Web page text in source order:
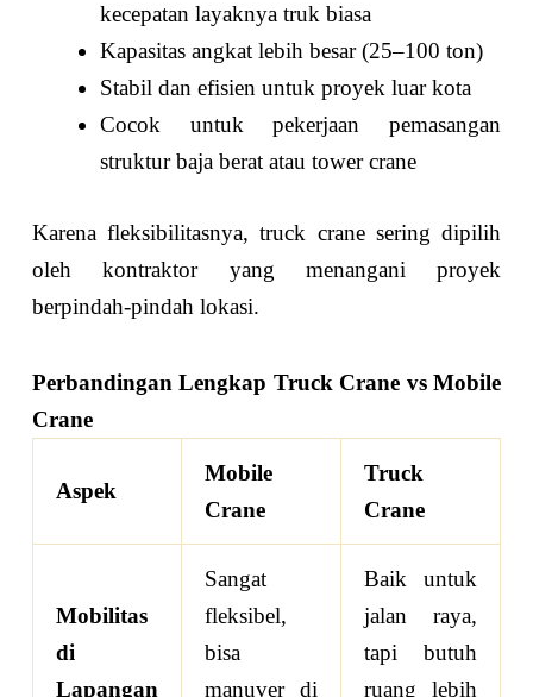
kecepatan layaknya truk biasa
Kapasitas angkat lebih besar (25–100 ton)
Stabil dan efisien untuk proyek luar kota
Cocok untuk pekerjaan pemasangan
struktur baja berat atau tower crane
Karena fleksibilitasnya, truck crane sering dipilih
oleh kontraktor yang menangani proyek
berpindah-pindah lokasi.
Perbandingan Lengkap Truck Crane vs Mobile
Crane
Aspek
Mobile
Crane
Truck
Crane
Mobilitas
di
Lapangan
Sangat
fleksibel,
bisa
manuver di
Baik untuk
jalan raya,
tapi butuh
ruang lebih